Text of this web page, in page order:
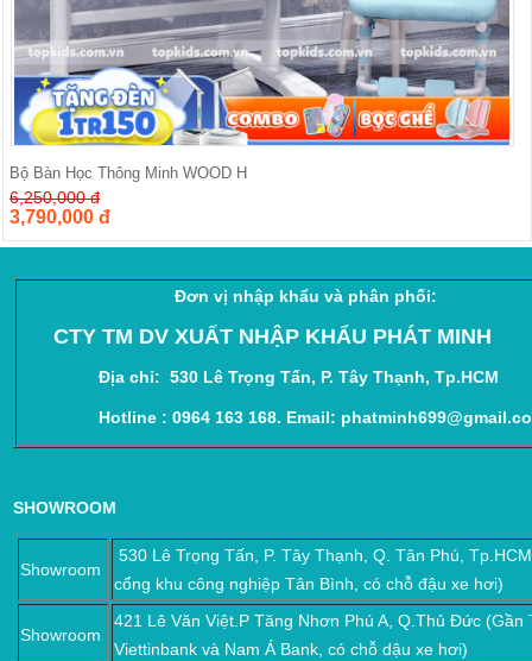
Bộ Bàn Học Thông Minh WOOD H
6,250,000 đ
3,790,000 đ
Đơn vị nhập khẩu và phân phối:
CTY TM DV XUẤT NHẬP KHẨU PHÁT MINH
Địa chỉ: 530 Lê Trọng Tấn, P. Tây Thạnh, Tp.HCM
Hotline : 0964 163 168. Email:
SHOWROOM
Showroom
530 Lê Trọng Tấn, P. Tây Thạnh, Q. Tân Phú,
cổng khu công nghiệp Tân Bình, có chỗ đậu xe hơi)
Showroom
421 Lê Văn Việt.P Tăng Nhơn Phú A, Q.Thủ Đức (Gần
Viettinbank và Nam Á Bank, có chỗ dậu xe hơi)